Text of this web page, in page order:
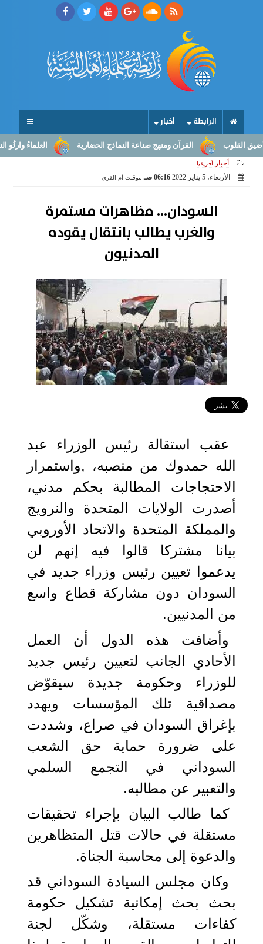
الرابطة أخبار
العلماءُ وارثُو النبوّة: القرآن ومنهج صناعة النماذج الحضارية
أخبار أفريقيا
الأربعاء، 5 يناير 2022 06:16 صـ بتوقيت أم القرى
السودان... مظاهرات مستمرة
والغرب يطالب بانتقال يقوده
المدنيون
عقب استقالة رئيس الوزراء عبد
الله حمدوك من منصبه، ,واستمرار
الاحتجاجات المطالبة بحكم مدني،
أصدرت الولايات المتحدة والنرويج
والمملكة المتحدة والاتحاد الأوروبي
بيانا مشتركا قالوا فيه إنهم لن
يدعموا تعيين رئيس وزراء جديد في
السودان دون مشاركة قطاع واسع
من المدنيين.
وأضافت هذه الدول أن العمل
الأحادي الجانب لتعيين رئيس جديد
للوزراء وحكومة جديدة سيقوّض
مصداقية تلك المؤسسات ويهدد
بإغراق السودان في صراع، وشددت
على ضرورة حماية حق الشعب
السوداني في التجمع السلمي
والتعبير عن مطالبه.
كما طالب البيان بإجراء تحقيقات
مستقلة في حالات قتل المتظاهرين
والدعوة إلى محاسبة الجناة.
وكان مجلس السيادة السوداني قد
بحث بحث إمكانية تشكيل حكومة
كفاءات مستقلة، وشكّل لجنة